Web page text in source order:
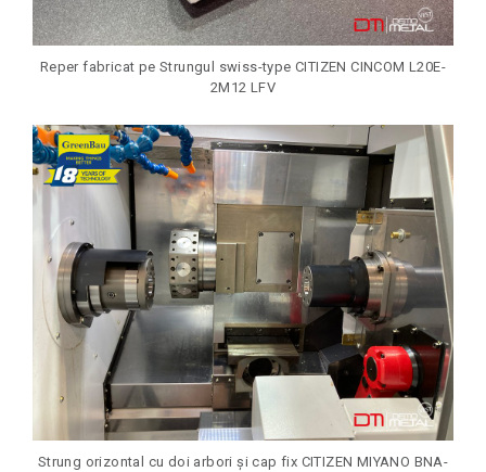
Reper fabricat pe Strungul swiss-type CITIZEN CINCOM L20E-
2M12 LFV
Strung orizontal cu doi arbori și cap fix CITIZEN MIYANO BNA-